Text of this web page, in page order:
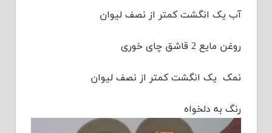
آب یک انگشت کمتر از نصف لیوان
روغن مایع 2 قاشق چای خوری
نمک یک انگشت کمتر از نصف لیوان
رنگ به دلخواه